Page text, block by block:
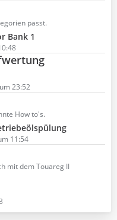
passt.
Bank 1
23:52
How to's.
11:54
mit dem Touareg II